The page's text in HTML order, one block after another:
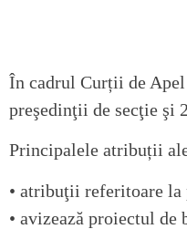
În cadrul Curții de
preşedinţii de secţie şi
Principalele atribuții
• atribuţii referitoare la
• avizează proiectul